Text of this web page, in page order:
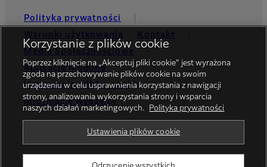
Polityka prywatności
Warunki użytkowania
Kontakt
Media Społecznościowe
Aplikacje Mobilne
Ustawienia plików cookie
Informacje wydawcy
Global site
Korzystanie z plików cookie
Poprzez kliknięcie na „Akceptuj pliki cookie” jest wyrażona
zgoda na przechowywanie plików cookie na swoim
urządzeniu w celu usprawnienia korzystania z nawigacji
strony, analizowania wykorzystania strony i wsparcia
naszych działań marketingowych.
Polityka prywatności
Ustawienia plików cookie